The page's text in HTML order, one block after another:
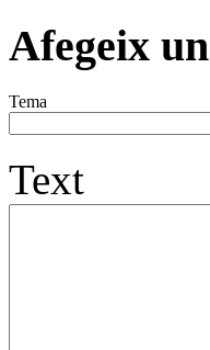
Afegeix
Tema
Text